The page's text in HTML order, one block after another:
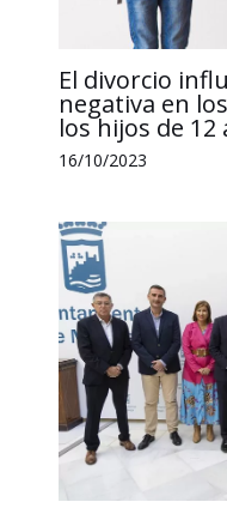
El divorcio
negativa en
los hijos de 12
16/10/2023